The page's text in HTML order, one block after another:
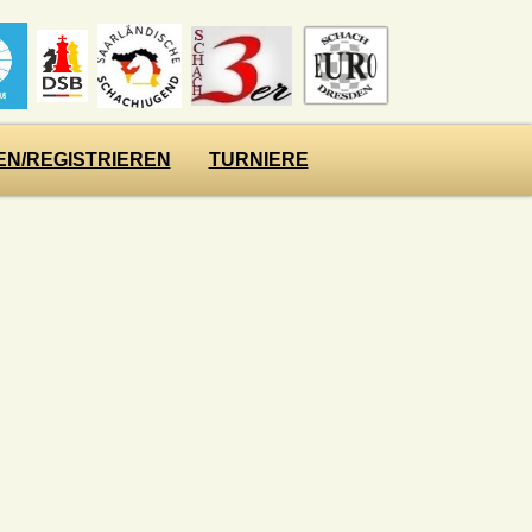
REGISTRIEREN TURNIERE